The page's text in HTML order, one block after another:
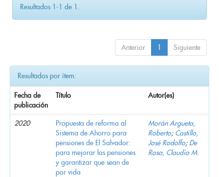
Resultados 1-1 de 1.
Anterior 1 Siguiente
Resultados por ítem:
Fecha de
publicación
Título Autor(es)
2020
Propuesta de reforma al
Sistema de Ahorro para
pensiones de El Salvador:
para mejorar las pensiones
y garantizar que sean de
por vida
Morán Argueta,
Roberto; Castillo,
José Rodolfo; De
Rosa, Claudio M.